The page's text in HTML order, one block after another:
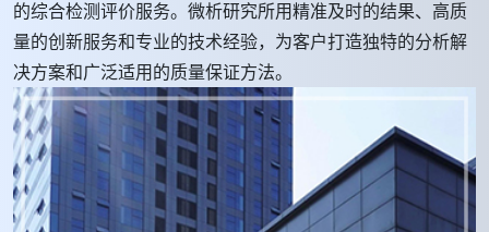
的综合检测评价服务。微析研究所用精准及时的结果、高质
量的创新服务和专业的技术经验，为客户打造独特的分析解
决方案和广泛适用的质量保证方法。